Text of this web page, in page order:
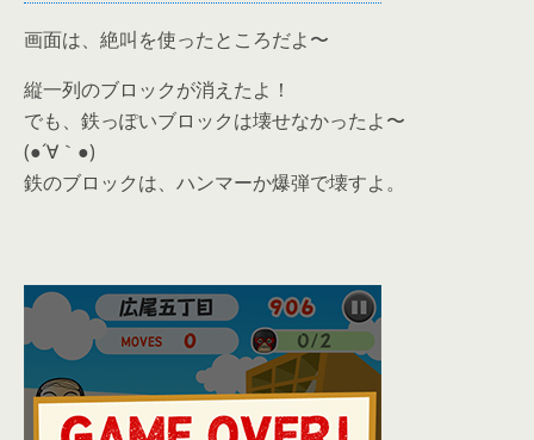
画面は、絶叫を使ったところだよ〜
縦一列のブロックが消えたよ！
でも、鉄っぽいブロックは壊せなかったよ〜
(●´∀｀●)
鉄のブロックは、ハンマーか爆弾で壊すよ。